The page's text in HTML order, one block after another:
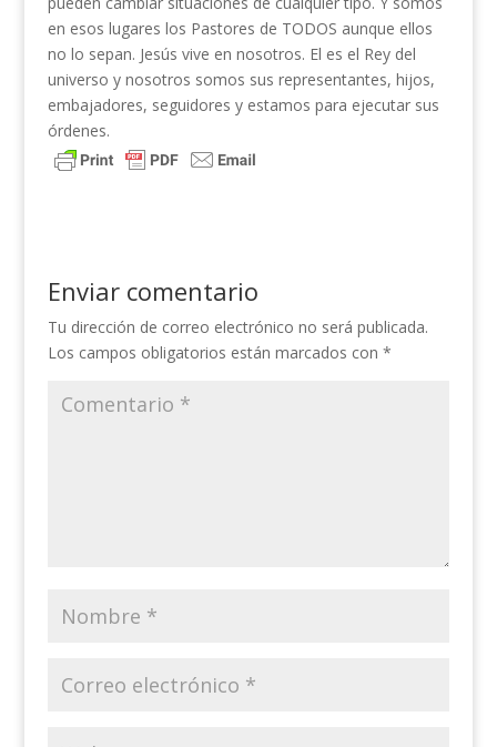
en esos lugares los Pastores de TODOS aunque ellos
no lo sepan. Jesús vive en nosotros. El es el Rey del
universo y nosotros somos sus representantes, hijos,
embajadores, seguidores y estamos para ejecutar sus
órdenes.
Enviar comentario
Tu dirección de correo electrónico no será publicada.
Los campos obligatorios están marcados con *